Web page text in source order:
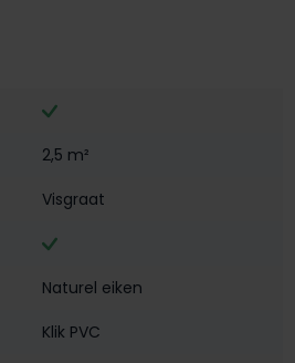
2,5 m²
Visgraat
Naturel eiken
Klik PVC